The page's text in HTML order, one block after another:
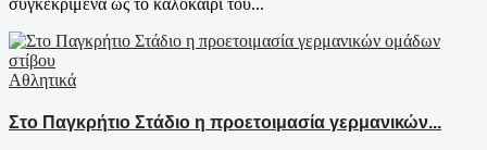
Αθλητικά
Στο Παγκρήτιο Στάδιο η προετοιμασία γερμανικών...